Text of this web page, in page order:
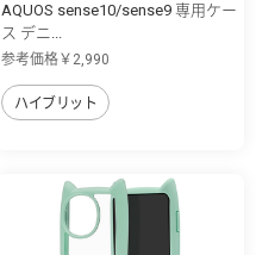
AQUOS sense10/sense9 専用ケー
ス デニ...
参考価格￥2,990
ハイブリット